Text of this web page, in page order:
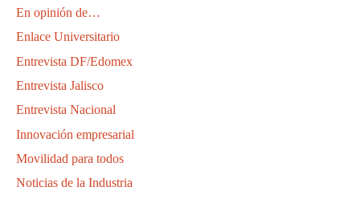
En opinión de…
Enlace Universitario
Entrevista DF/Edomex
Entrevista Jalisco
Entrevista Nacional
Innovación empresarial
Movilidad para todos
Noticias de la Industria